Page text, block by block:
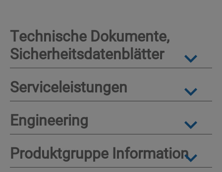
Technische Dokumente,
Sicherheitsdatenblätter
Serviceleistungen
Engineering
Produktgruppe Information